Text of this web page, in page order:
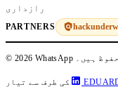
رازداری
PARTNERS
کی طرف سے تیار